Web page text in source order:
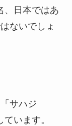
、日本ではあ
ないでしょ
サハジ
います。